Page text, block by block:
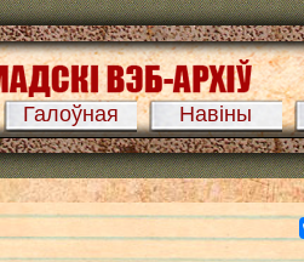
Галоўная Навіны